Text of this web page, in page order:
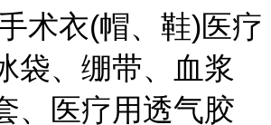
术衣(帽、鞋)医疗
袋、绷带、血浆
、医疗用透气胶